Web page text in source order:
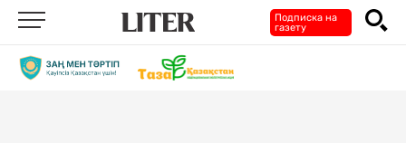
Подписка на
газету